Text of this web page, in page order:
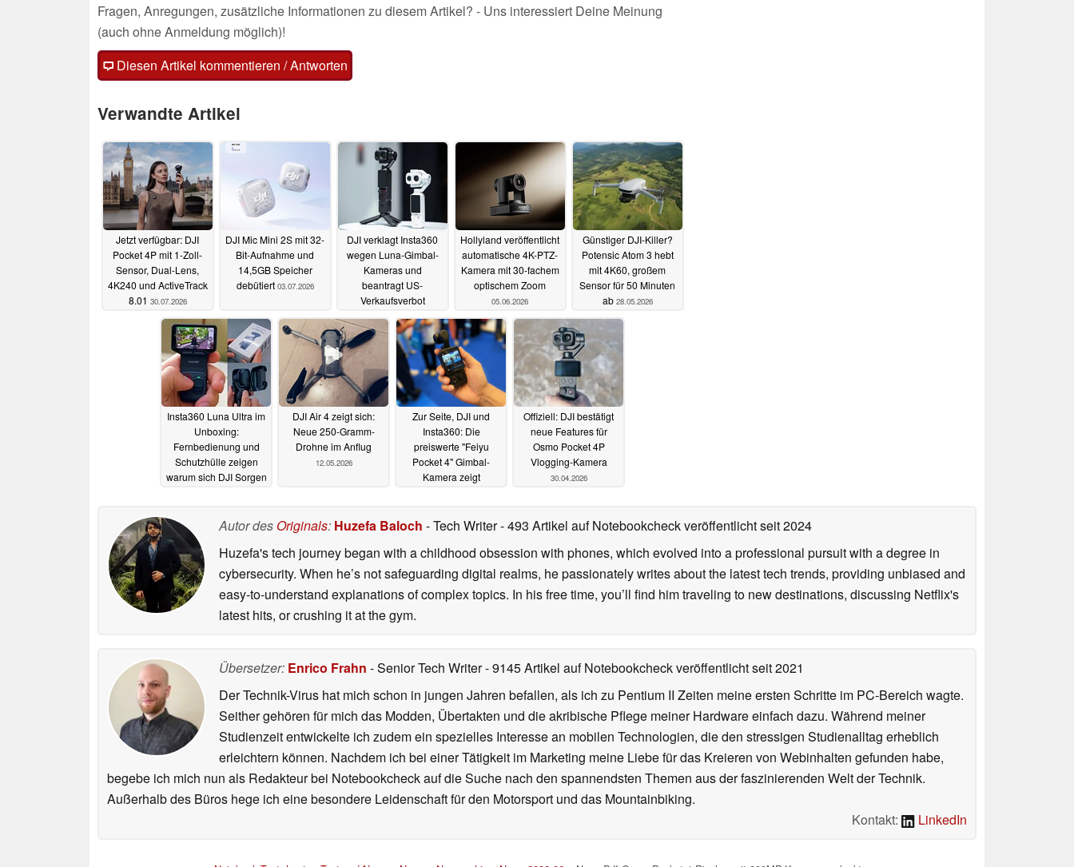
Fragen, Anregungen, zusätzliche Informationen zu diesem Artikel? - Uns interessiert Deine Meinung
(auch ohne Anmeldung möglich)!
Diesen Artikel kommentieren / Antworten
Verwandte Artikel
Jetzt verfügbar: DJI
Pocket 4P mit 1-Zoll-
Sensor, Dual-Lens,
4K240 und ActiveTrack
8.01 30.07.2026
DJI Mic Mini 2S mit 32-
Bit-Aufnahme und
14,5GB Speicher
debütiert 03.07.2026
DJI verklagt Insta360
wegen Luna-Gimbal-
Kameras und
beantragt US-
Verkaufsverbot
12.06.2026
Hollyland veröffentlicht
automatische 4K-PTZ-
Kamera mit 30-fachem
optischem Zoom
05.06.2026
Günstiger DJI-Killer?
Potensic Atom 3 hebt
mit 4K60, großem
Sensor für 50 Minuten
ab 28.05.2026
Insta360 Luna Ultra im
Unboxing:
Fernbedienung und
Schutzhülle zeigen
warum sich DJI Sorgen
DJI Air 4 zeigt sich:
Neue 250-Gramm-
Drohne im Anflug
12.05.2026
Zur Seite, DJI und
Insta360: Die
preiswerte "Feiyu
Pocket 4" Gimbal-
Kamera zeigt
Offiziell: DJI bestätigt
neue Features für
Osmo Pocket 4P
Vlogging-Kamera
30.04.2026
Autor des Originals: Huzefa Baloch - Tech Writer- 493 Artikel auf Notebookcheck veröffentlichtseit 2024
Huzefa's tech journey began with a childhood obsession with phones, which evolved into a professional pursuit with a degree in
cybersecurity. When he’s not safeguarding digital realms, he passionately writes about the latest tech trends, providing unbiased and
easy-to-understand explanations of complex topics. In his free time, you’ll find him traveling to new destinations, discussing Netflix's
latest hits, or crushing it at the gym.
Übersetzer: Enrico Frahn - Senior Tech Writer- 9145 Artikel auf Notebookcheck veröffentlichtseit 2021
Der Technik-Virus hat mich schon in jungen Jahren befallen, als ich zu Pentium II Zeiten meine ersten Schritte im PC-Bereich wagte.
Seither gehören für mich das Modden, Übertakten und die akribische Pflege meiner Hardware einfach dazu. Während meiner
Studienzeit entwickelte ich zudem ein spezielles Interesse an mobilen Technologien, die den stressigen Studienalltag erheblich
erleichtern können. Nachdem ich bei einer Tätigkeit im Marketing meine Liebe für das Kreieren von Webinhalten gefunden habe,
begebe ich mich nun als Redakteur bei Notebookcheck auf die Suche nach den spannendsten Themen aus der faszinierenden Welt der Technik.
Außerhalb des Büros hege ich eine besondere Leidenschaft für den Motorsport und das Mountainbiking.
Kontakt:
LinkedIn